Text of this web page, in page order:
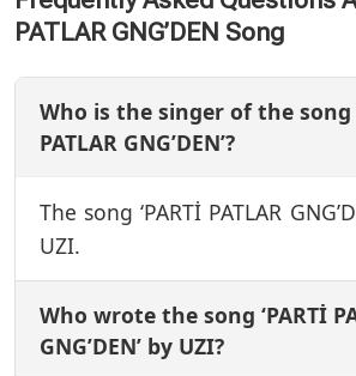
PATLAR GNG’DEN Song
Who is the singer of the song
PATLAR GNG’DEN’?
The song ‘PARTİ PATLAR
UZI.
Who wrote the song ‘PARTİ
GNG’DEN’ by UZI?